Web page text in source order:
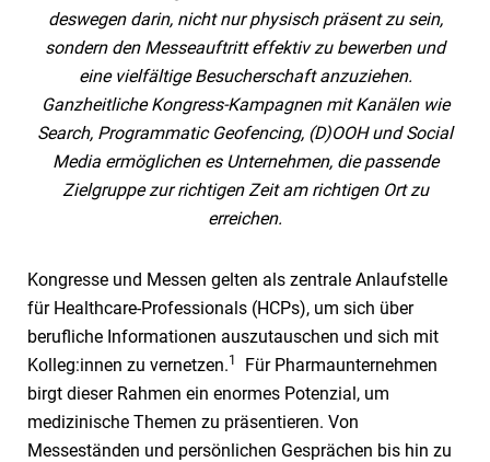
deswegen darin, nicht nur physisch präsent zu sein,
sondern den Messeauftritt effektiv zu bewerben und
eine vielfältige Besucherschaft anzuziehen.
Ganzheitliche Kongress-Kampagnen mit Kanälen wie
Search, Programmatic Geofencing, (D)OOH und Social
Media ermöglichen es Unternehmen, die passende
Zielgruppe zur richtigen Zeit am richtigen Ort zu
erreichen.
Kongresse und Messen gelten als zentrale Anlaufstelle
für Healthcare-Professionals (HCPs), um sich über
berufliche Informationen auszutauschen und sich mit
Kolleg:innen zu vernetzen.1
Für Pharmaunternehmen
birgt dieser Rahmen ein enormes Potenzial, um
medizinische Themen zu präsentieren. Von
Messeständen und persönlichen Gesprächen bis hin zu